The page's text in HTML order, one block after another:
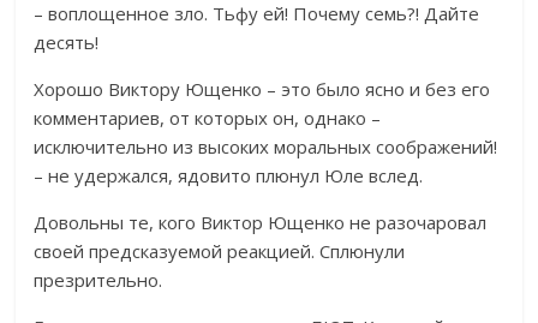
– воплощенное зло. Тьфу ей! Почему семь?! Дайте
десять!
Хорошо Виктору Ющенко – это было ясно и без его
комментариев, от которых он, однако –
исключительно из высоких моральных соображений!
– не удержался, ядовито плюнул Юле вслед.
Довольны те, кого Виктор Ющенко не разочаровал
своей предсказуемой реакцией. Сплюнули
презрительно.